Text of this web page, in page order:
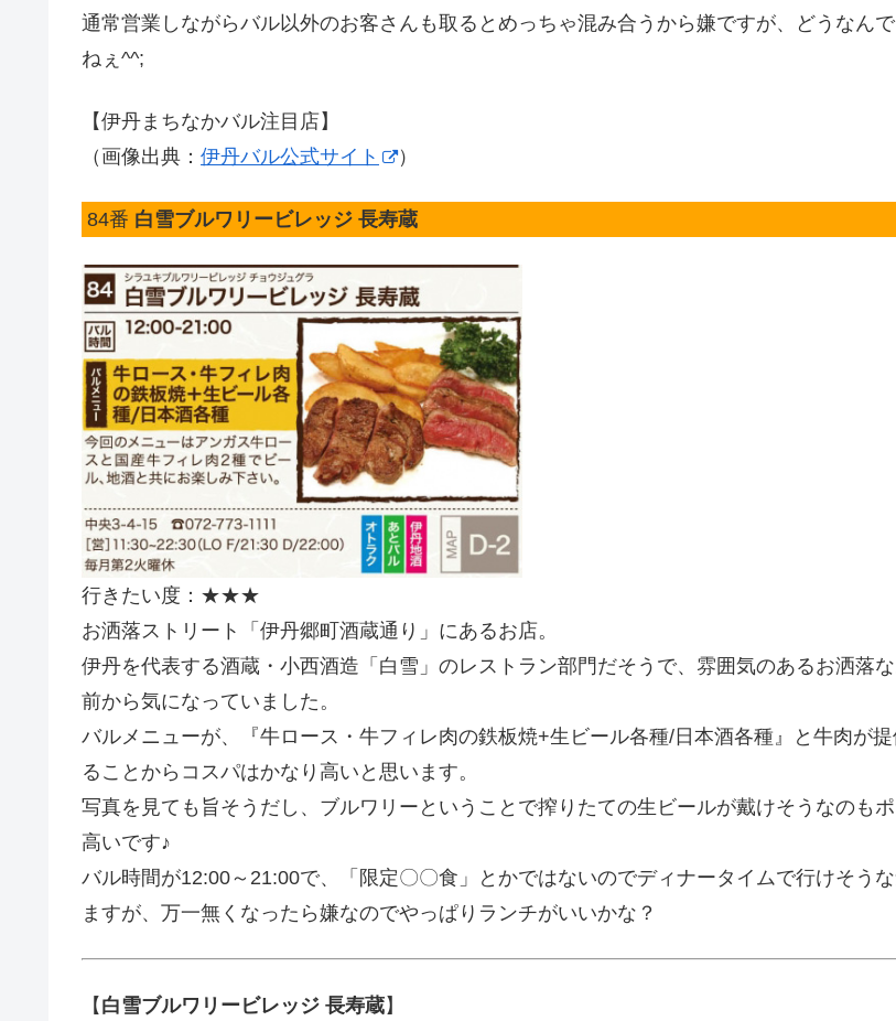
通常営業しながらバル以外のお客さんも取るとめっちゃ混み合うから嫌ですが、どうなんで
ねぇ^^;
【伊丹まちなかバル注目店】
（画像出典： 伊丹バル公式サイト ）
84番 白雪ブルワリービレッジ 長寿蔵
行きたい度：★★★
お洒落ストリート「伊丹郷町酒蔵通り」にあるお店。
伊丹を代表する酒蔵・小西酒造「白雪」のレストラン部門だそうで、雰囲気のあるお洒落
前から気になっていました。
バルメニューが、『牛ロース・牛フィレ肉の鉄板焼+生ビール各種/日本酒各種』と牛肉が
ることからコスパはかなり高いと思います。
写真を見ても旨そうだし、ブルワリーということで搾りたての生ビールが戴けそうなのもポ
高いです♪
バル時間が12:00～21:00で、「限定〇〇食」とかではないのでディナータイムで行けそう
ますが、万一無くなったら嫌なのでやっぱりランチがいいかな？
【 白雪ブルワリービレッジ 長寿蔵】